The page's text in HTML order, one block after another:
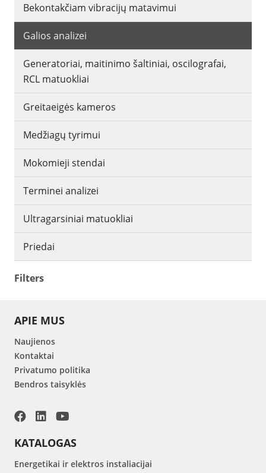
Bekontakčiam vibracijų matavimui
Galios analizei
Generatoriai, maitinimo šaltiniai, oscilografai,
RCL matuokliai
Greitaeigės kameros
Medžiagų tyrimui
Mokomieji stendai
Terminei analizei
Ultragarsiniai matuokliai
Priedai
Filters
APIE MUS
Naujienos
Kontaktai
Privatumo politika
Bendros taisyklės
KATALOGAS
Energetikai ir elektros instaliacijai